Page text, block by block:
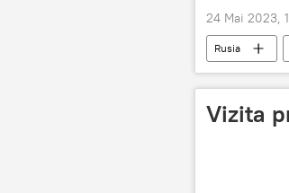
24 Mai 2023,
Rusia
Vizita